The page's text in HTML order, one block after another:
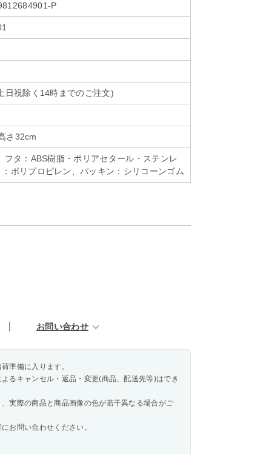
P
日祝除く14時までのご注文)
さ32cm
フタ：ABS樹脂・ポリアセタール・ステンレ
ポリプロピレン、パッキン：シリコーンゴム
お問い合わせ
準備に入ります。
るキャンセル・返品・変更(商品、配送先等)はでき
実際の商品と商品画像の色が若干異なる場合がご
お問い合わせください。